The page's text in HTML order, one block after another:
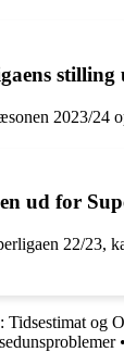
stilling
2023/24
ud for
22/23,
og
•